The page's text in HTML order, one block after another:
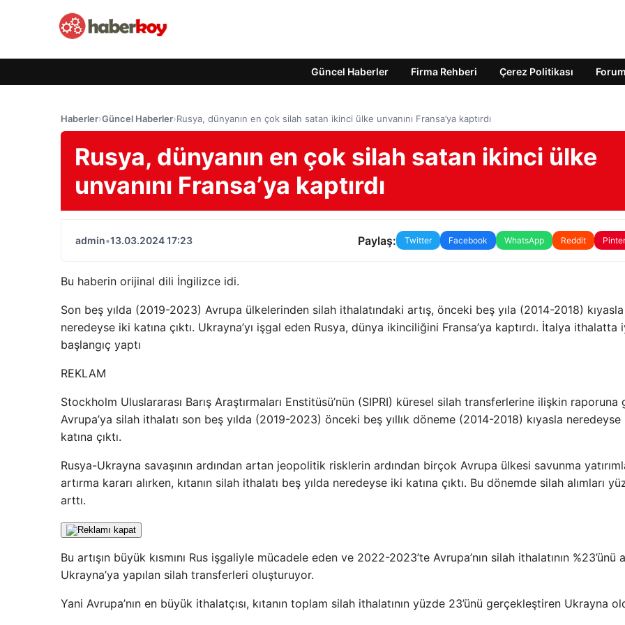
Güncel Haberler Firma Rehberi Çerez Politikası Forum
Haberler›Güncel Haberler›Rusya, dünyanın en çok silah satan ikinci ülke unvanını Fransa’ya kaptırdı
Rusya, dünyanın en çok silah satan ikinci ülke
unvanını Fransa’ya kaptırdı
admin•13.03.2024 17:23 Paylaş: Twitter Facebook WhatsApp Reddit
Bu haberin orijinal dili İngilizce idi.
Son beş yılda (2019-2023) Avrupa ülkelerinden silah ithalatındaki artış, önceki beş yıla (2014-2018) kıyasla
neredeyse iki katına çıktı. Ukrayna’yı işgal eden Rusya, dünya ikinciliğini Fransa’ya kaptırdı. İtalya ithalatta
başlangıç ​​yaptı
REKLAM
Stockholm Uluslararası Barış Araştırmaları Enstitüsü’nün (SIPRI) küresel silah transferlerine ilişkin raporuna
Avrupa’ya silah ithalatı son beş yılda (2019-2023) önceki beş yıllık döneme (2014-2018) kıyasla neredeyse
katına çıktı.
Rusya-Ukrayna savaşının ardından artan jeopolitik risklerin ardından birçok Avrupa ülkesi savunma
artırma kararı alırken, kıtanın silah ithalatı beş yılda neredeyse iki katına çıktı. Bu dönemde silah alımları
arttı.
Bu artışın büyük kısmını Rus işgaliyle mücadele eden ve 2022-2023’te Avrupa’nın silah ithalatının %23’ünü
Ukrayna’ya yapılan silah transferleri oluşturuyor.
Yani Avrupa’nın en büyük ithalatçısı, kıtanın toplam silah ithalatının yüzde 23’ünü gerçekleştiren Ukrayna